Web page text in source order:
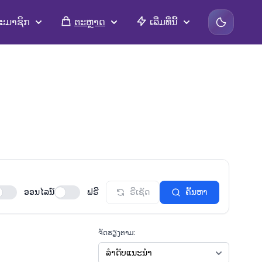
ມາຊິກ ຕະຫຼາດ ເລີ່ມທີ່ນີ້
ອອນໄລນ໌ ຟຣີ ຣີເຊັດ ຄົ້ນຫາ
ຈັດຮຽງຕາມ: